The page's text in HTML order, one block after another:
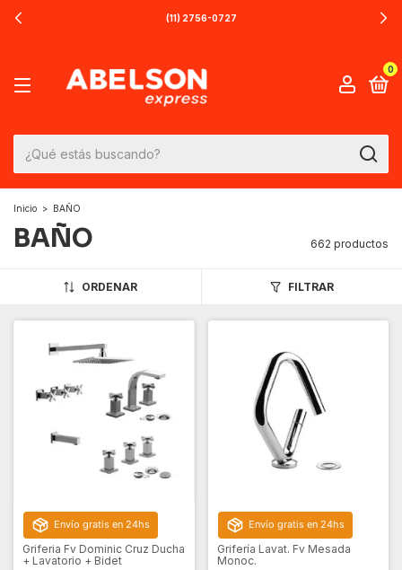
(11) 2756-0727
0
Inicio > BAÑO
BAÑO 662 productos
ORDENAR FILTRAR
Envío gratis en 24hs
Griferia Fv Dominic Cruz Ducha
+ Lavatorio + Bidet
Envío gratis en 24hs
Grifería Lavat. Fv Mesada
Monoc.